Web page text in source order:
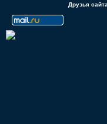
Друзья сайта